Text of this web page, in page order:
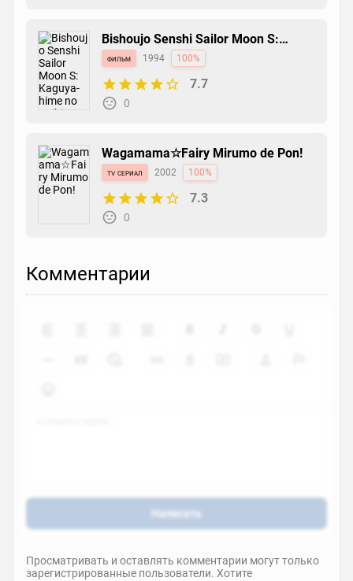
Bishoujo Senshi Sailor Moon S:
Kaguya-hime no Koibito
фильм 1994 100%
7.7
0
Wagamama☆Fairy Mirumo de Pon!
tv сериал 2002 100%
7.3
0
Комментарии
Написать
Просматривать и оставлять комментарии могут только
зарегистрированные пользователи. Хотите